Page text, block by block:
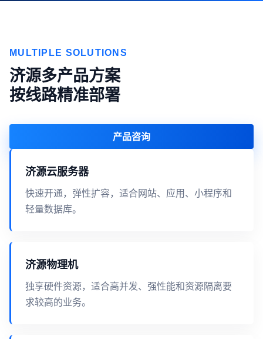
MULTIPLE SOLUTIONS
济源多产品方案
按线路精准部署
产品咨询
济源云服务器
快速开通，弹性扩容，适合网站、应用、小程序和
轻量数据库。
济源物理机
独享硬件资源，适合高并发、强性能和资源隔离要
求较高的业务。